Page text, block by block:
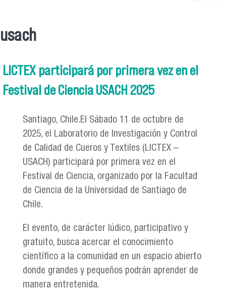
usach
LICTEX participará por primera vez en el
Festival de Ciencia USACH 2025
Santiago, Chile.El Sábado 11 de octubre de
2025, el Laboratorio de Investigación y Control
de Calidad de Cueros y Textiles (LICTEX –
USACH) participará por primera vez en el
Festival de Ciencia, organizado por la Facultad
de Ciencia de la Universidad de Santiago de
Chile.
El evento, de carácter lúdico, participativo y
gratuito, busca acercar el conocimiento
científico a la comunidad en un espacio abierto
donde grandes y pequeños podrán aprender de
manera entretenida.